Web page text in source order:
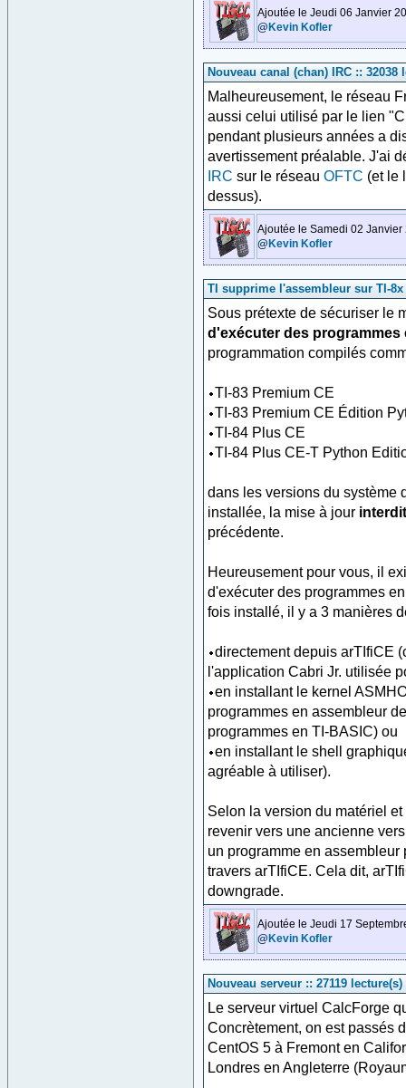
Ajoutée le Jeudi 06 Janvier
@ Kevin Kofler
Nouveau canal (chan) IRC :: 32038
Malheureusement, le réseau
aussi celui utilisé par le lien
pendant plusieurs années a
avertissement préalable. J'ai
IRC sur le réseau OFTC (et le
dessus).
Ajoutée le Samedi 02
@ Kevin Kofler
TI supprime l'assembleur sur TI-
Sous prétexte de sécuriser le
d'exécuter des programmes
programmation compilés
TI-83 Premium CE
TI-83 Premium CE Édition
TI-84 Plus CE
TI-84 Plus CE-T Python
dans les versions du système
installée, la mise à jour
précédente.
Heureusement pour vous, il
d'exécuter des programmes
fois installé, il y a 3 manières
directement depuis arTIfiCE
l'application Cabri Jr. utilisée
en installant le kernel
programmes en assembleur
programmes en TI-BASIC) ou
en installant le shell
agréable à utiliser).
Selon la version du matériel
revenir vers une ancienne
un programme en
travers arTIfiCE. Cela dit,
downgrade.
Ajoutée le Jeudi 17
@ Kevin Kofler
Nouveau serveur :: 27119 lecture(s)
Le serveur virtuel CalcForge
Concrètement, on est passés
CentOS 5 à Fremont en
Londres en Angleterre